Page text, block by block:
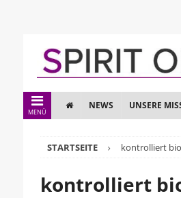
MENÜ
NEWS UNSERE
STARTSEITE kontrolliert
kontrolliert